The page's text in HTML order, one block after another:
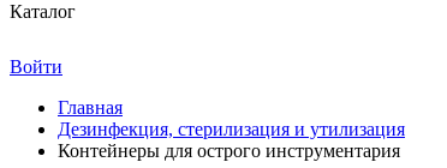
Каталог
Войти
Главная
Дезинфекция, стерилизация и утилизация
Контейнеры для острого инструментария